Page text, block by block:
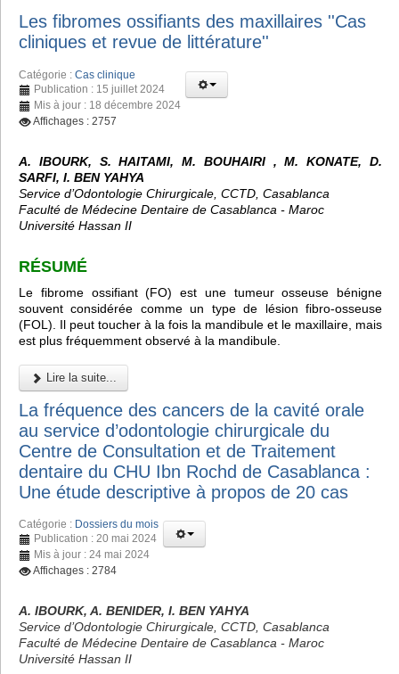
Les fibromes ossifiants des maxillaires ''Cas
cliniques et revue de littérature''
Catégorie : Cas clinique
Publication : 15 juillet 2024
Mis à jour : 18 décembre 2024
Affichages : 2757
A. IBOURK, S. HAITAMI, M. BOUHAIRI , M. KONATE, D.
SARFI, I. BEN YAHYA
Service d’Odontologie Chirurgicale, CCTD, Casablanca
Faculté de Médecine Dentaire de Casablanca - Maroc
Université Hassan II
RÉSUMÉ
Le fibrome ossifiant (FO) est une tumeur osseuse bénigne
souvent considérée comme un type de lésion fibro-osseuse
(FOL). Il peut toucher à la fois la mandibule et le maxillaire, mais
est plus fréquemment observé à la mandibule.
Lire la suite...
La fréquence des cancers de la cavité orale
au service d’odontologie chirurgicale du
Centre de Consultation et de Traitement
dentaire du CHU Ibn Rochd de Casablanca :
Une étude descriptive à propos de 20 cas
Catégorie : Dossiers du mois
Publication : 20 mai 2024
Mis à jour : 24 mai 2024
Affichages : 2784
A. IBOURK, A. BENIDER, I. BEN YAHYA
Service d’Odontologie Chirurgicale, CCTD, Casablanca
Faculté de Médecine Dentaire de Casablanca - Maroc
Université Hassan II